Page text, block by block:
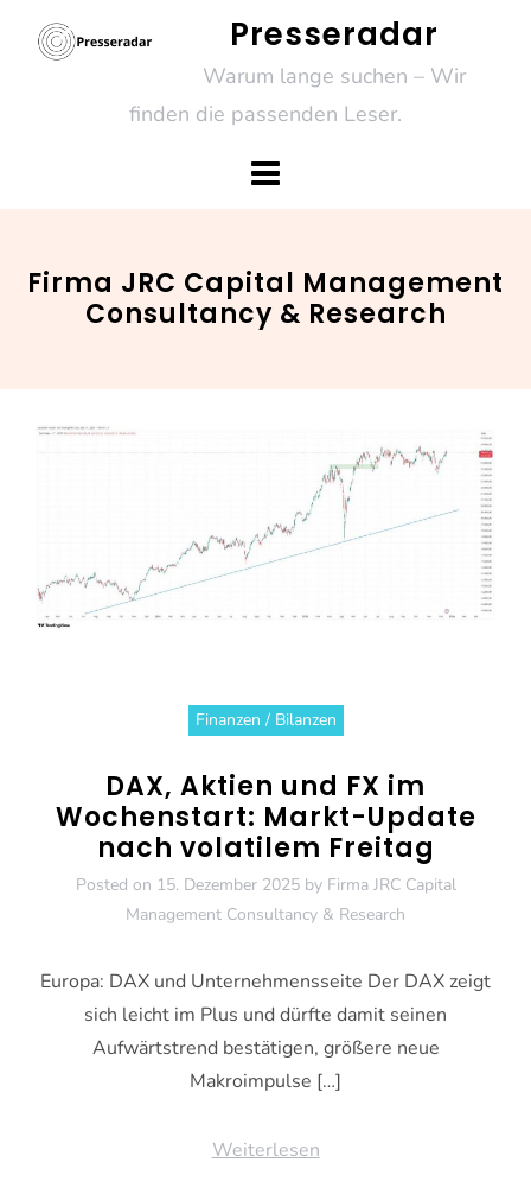
Presseradar
Warum lange suchen – Wir
finden die passenden Leser.
Firma JRC Capital Management
Consultancy & Research
Finanzen / Bilanzen
DAX, Aktien und FX im
Wochenstart: Markt-Update
nach volatilem Freitag
Posted on 15. Dezember 2025by Firma JRC Capital
Management Consultancy & Research
Europa: DAX und Unternehmensseite Der DAX zeigt
sich leicht im Plus und dürfte damit seinen
Aufwärtstrend bestätigen, größere neue
Makroimpulse […]
Weiterlesen